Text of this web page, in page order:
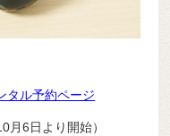
タル予約ページ
月6日より開始）